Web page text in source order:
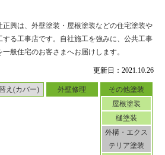
更新日：2021.10.26
え(カバー) 外壁修理
その他塗装
屋根塗装
樋塗装
外構・エクス
テリア塗装
興は、外壁塗装・屋根塗装などの住宅塗装や
る工事店です。自社施工を強みに、公共工事
般住宅のお客さまへお届けします。